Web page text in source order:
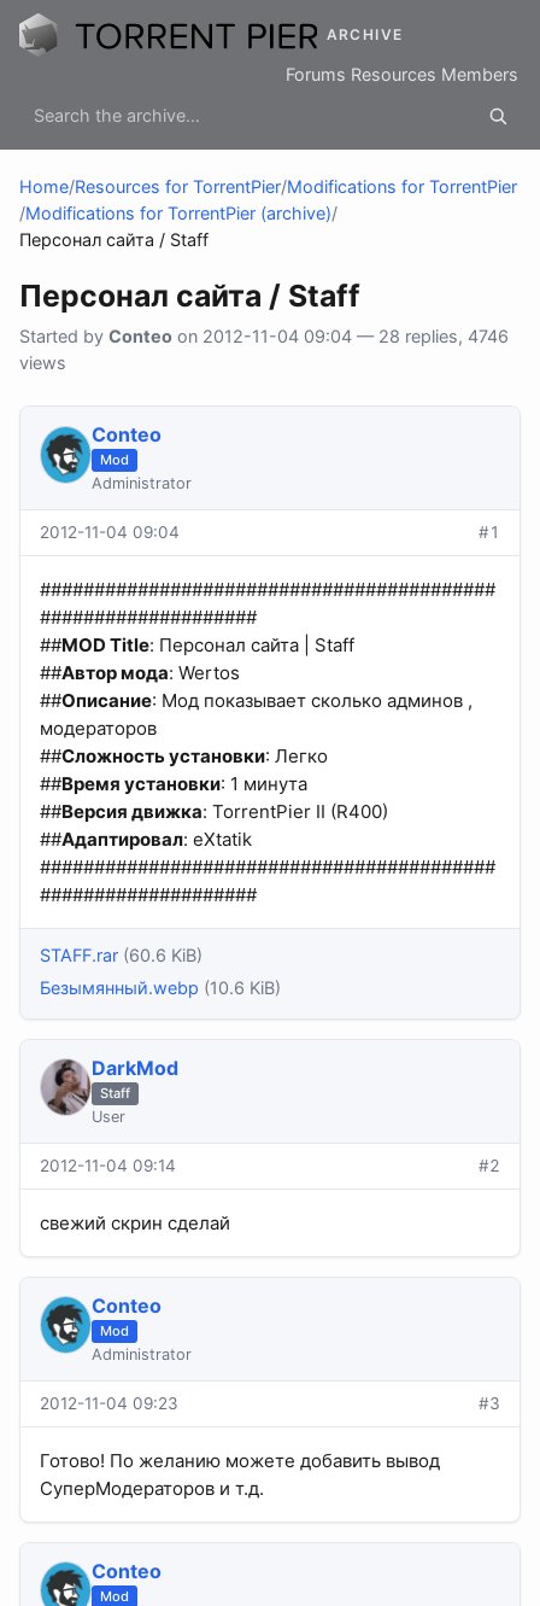
ARCHIVE
Forums Resources Members
Home/Resources for TorrentPier/Modifications for TorrentPier
/Modifications for TorrentPier (archive)/
Персонал сайта / Staff
Персонал сайта / Staff
Started by Conteo on 2012-11-04 09:04 — 28 replies, 4746
views
Conteo
Mod
Administrator
2012-11-04 09:04 #1
##########################################
####################
##MOD Title: Персонал сайта | Staff
##Автор мода: Wertos
##Описание: Мод показывает сколько админов ,
модераторов
##Сложность установки: Легко
##Время установки: 1 минута
##Версия движка: TorrentPier II (R400)
##Адаптировал: eXtatik
##########################################
####################
STAFF.rar (60.6 KiB)
Безымянный.webp (10.6 KiB)
DarkMod
Staff
User
2012-11-04 09:14 #2
свежий скрин сделай
Conteo
Mod
Administrator
2012-11-04 09:23 #3
Готово! По желанию можете добавить вывод
СуперМодераторов и т.д.
Conteo
Mod